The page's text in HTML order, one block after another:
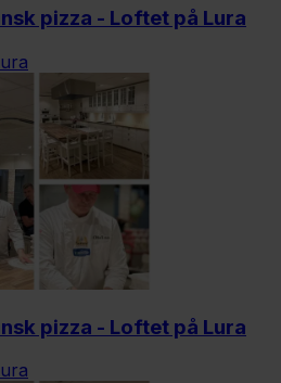
pizza - Loftet på Lura
pizza - Loftet på Lura